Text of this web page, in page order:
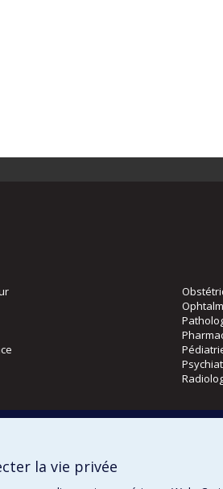
la vie privée